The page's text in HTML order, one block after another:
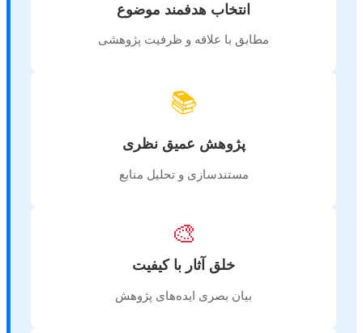
انتخاب هدفمند موضوع
مطابق با علاقه و ظرفیت پژوهشی
📚
پژوهش عمیق نظری
مستندسازی و تحلیل منابع
🎨
خلق آثار با کیفیت
بیان بصری ایده‌های پژوهش